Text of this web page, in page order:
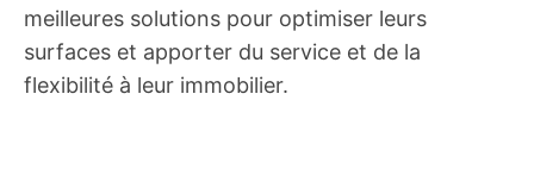
meilleures solutions pour optimiser leurs
surfaces et apporter du service et de la
flexibilité à leur immobilier.